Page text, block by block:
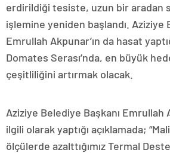
erdirildiği tesiste, uzun bir aradan
işlemine yeniden başlandı. Aziziye
Emrullah Akpunar’ın da hasat
Domates Serası’nda, en büyük
çeşitliliğini artırmak olacak.
Aziziye Belediye Başkanı Emrullah
ilgili olarak yaptığı açıklamada;
ölçülerde azalttığımız Termal